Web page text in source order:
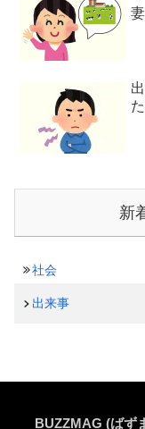
新
社会
出来事
BUZZMAG (ばず